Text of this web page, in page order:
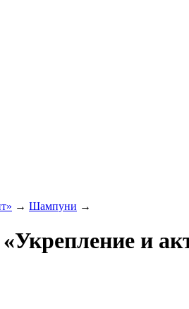
→ Шампуни →
и